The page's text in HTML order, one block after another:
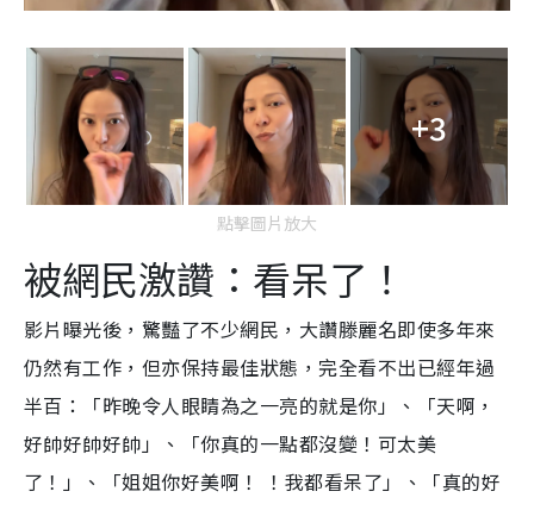
+3
點擊圖片放大
被網民激讚：看呆了！
影片曝光後，驚豔了不少網民，大讚滕麗名即使多年來
仍然有工作，但亦保持最佳狀態，完全看不出已經年過
半百：「昨晚令人眼睛為之一亮的就是你」、「天啊，
好帥好帥好帥」、「你真的一點都沒變！可太美
了！」、「姐姐你好美啊！ ！我都看呆了」、「真的好